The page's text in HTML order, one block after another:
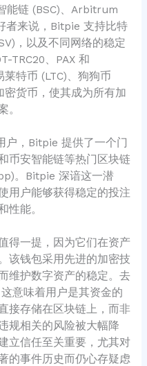
能链 (BSC)、Arbitrum
者来说，Bitpie 支持比特
，以及不同网络的稳定
TRC20、PAX 和
特币 (LTC)、狗狗币
密货币，使其成为所有加
。
户，Bitpie 提供了一个门
币安智能链等热门区块链
。Bitpie 深谙这一潜
用户能够获得稳定的投注
性能。
得一提，因为它们在资产
该钱包采用先进的加密技
维护数字资产的稳定。去
意味着用户是其资金的
接存储在区块链上，而非
规相关的风险被大幅降
立信任至关重要，尤其对
的事件历史而仍心存疑虑